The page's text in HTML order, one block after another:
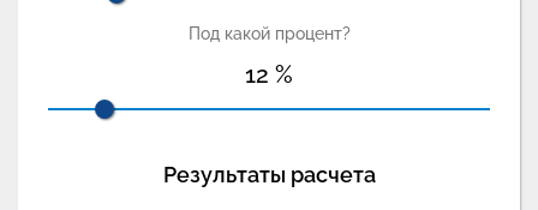
Под какой процент?
12 %
Результаты расчета